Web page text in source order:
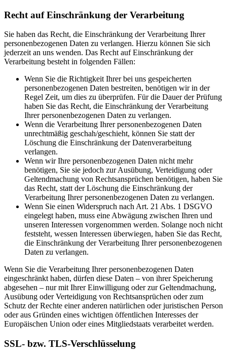
Recht auf Einschränkung der Verarbeitung
Sie haben das Recht, die Einschränkung der Verarbeitung Ihrer
personenbezogenen Daten zu verlangen. Hierzu können Sie sich
jederzeit an uns wenden. Das Recht auf Einschränkung der
Verarbeitung besteht in folgenden Fällen:
Wenn Sie die Richtigkeit Ihrer bei uns gespeicherten
personenbezogenen Daten bestreiten, benötigen wir in der
Regel Zeit, um dies zu überprüfen. Für die Dauer der Prüfung
haben Sie das Recht, die Einschränkung der Verarbeitung
Ihrer personenbezogenen Daten zu verlangen.
Wenn die Verarbeitung Ihrer personenbezogenen Daten
unrechtmäßig geschah/geschieht, können Sie statt der
Löschung die Einschränkung der Datenverarbeitung
verlangen.
Wenn wir Ihre personenbezogenen Daten nicht mehr
benötigen, Sie sie jedoch zur Ausübung, Verteidigung oder
Geltendmachung von Rechtsansprüchen benötigen, haben Sie
das Recht, statt der Löschung die Einschränkung der
Verarbeitung Ihrer personenbezogenen Daten zu verlangen.
Wenn Sie einen Widerspruch nach Art. 21 Abs. 1 DSGVO
eingelegt haben, muss eine Abwägung zwischen Ihren und
unseren Interessen vorgenommen werden. Solange noch nicht
feststeht, wessen Interessen überwiegen, haben Sie das Recht,
die Einschränkung der Verarbeitung Ihrer personenbezogenen
Daten zu verlangen.
Wenn Sie die Verarbeitung Ihrer personenbezogenen Daten
eingeschränkt haben, dürfen diese Daten – von ihrer Speicherung
abgesehen – nur mit Ihrer Einwilligung oder zur Geltendmachung,
Ausübung oder Verteidigung von Rechtsansprüchen oder zum
Schutz der Rechte einer anderen natürlichen oder juristischen Person
oder aus Gründen eines wichtigen öffentlichen Interesses der
Europäischen Union oder eines Mitgliedstaats verarbeitet werden.
SSL- bzw. TLS-Verschlüsselung